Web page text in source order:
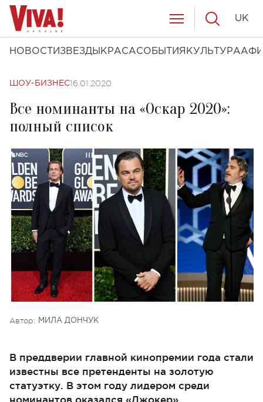
НОВОСТИ ЗВЕЗДЫ КРАСАСОБЫТИЯ КУЛЬТУРА
UK
ШОУ-БИЗНЕС16.01.2020
Все номинанты на «Оскар 2020»:
полный список
Автор: МИЛА ДОНЧУК
В преддверии главной кинопремии года стали
известны все претенденты на золотую
статуэтку. В этом году лидером среди
номинантов оказался «Джокер».